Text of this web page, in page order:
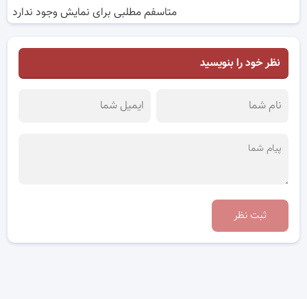
متاسفم مطلبی برای نمایش وجود ندارد
نظر خود را بنویسید
ثبت نظر